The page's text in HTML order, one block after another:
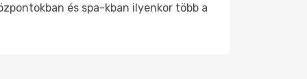
és spa-kban ilyenkor több a